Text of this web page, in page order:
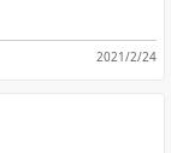
2021/2/24